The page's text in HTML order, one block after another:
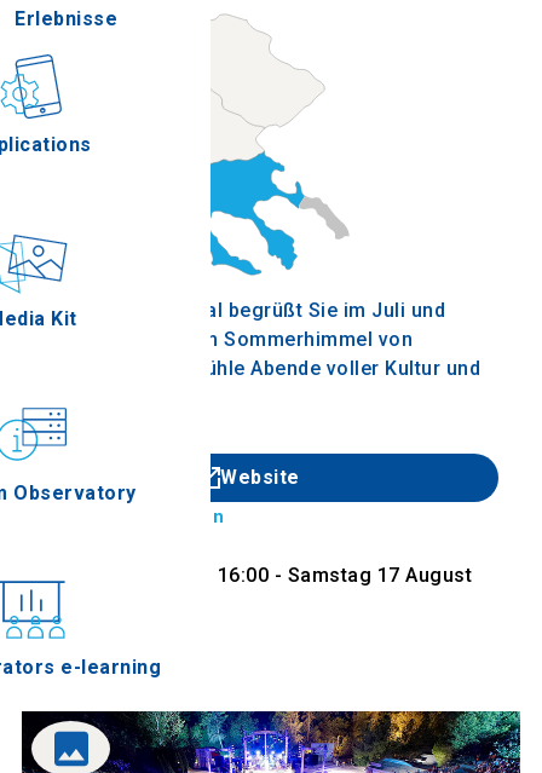
Gastronomie
Ereignisse
Kit
Observatory
e-learning
Erlebnisse
Das Kassandra Festival begrüßt Sie im Juli und
August 2024 unter dem Sommerhimmel von
Chalkidiki und bietet kühle Abende voller Kultur und
Website
Auf der Karte finden
Mittwoch 17 Juli 2024, 16:00 - Samstag 17 August
2024, 16:00
Bildergalerie